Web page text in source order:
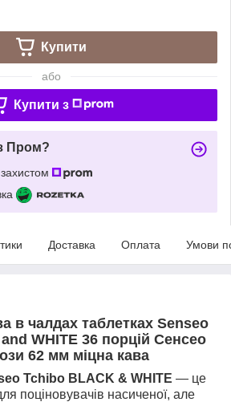
Купити
або
Купити з
Пром?
Доставка Оплата Умови
в чалдах таблетках Senseo
WHITE 36 порцій Сенсео
62 мм міцна кава
Tchibo BLACK & WHITE — це
поціновувачів насиченої, але